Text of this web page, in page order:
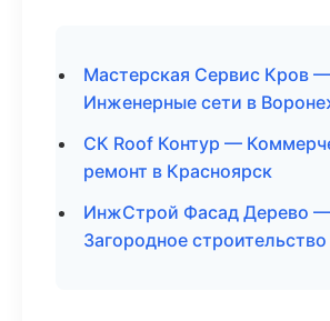
Мастерская Сервис Кров —
Инженерные сети в
СК Roof Контур —
ремонт в Красноярск
ИнжСтрой Фасад Дерево —
Загородное